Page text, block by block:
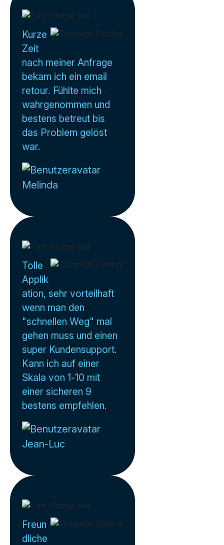
Kurze
Zeit
nach meiner Anfrage
bekam ich ein email
retour. Fühlte mich
wahrgenommen und
bestens betreut bis
das Problem gelöst
war.
Melinda
Tolle
Applik
ation, sehr vorteilhaft
wenn man den
"schnellen Weg" mal
gehen muss und einen
super Kundensupport.
Kann ich auf einer
Skala von 1-10 mit
einer sicheren 9
bestens empfehlen.
Jean-Luc
Freun
dliche